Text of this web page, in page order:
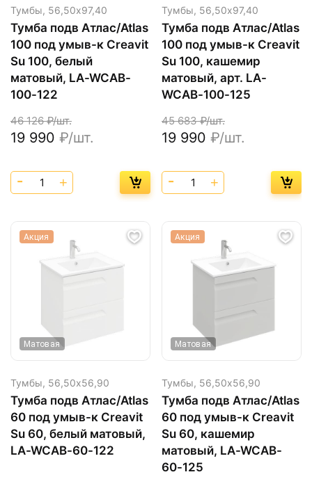
Тумбы, 56,50х97,40
Тумба подв Атлас/Atlas
100 под умыв-к Creavit
Su 100, белый
матовый, LA-WCAB-
100-122
46 126₽/шт.
19 990 ₽/шт.
Тумбы, 56,50х97,40
Тумба подв Атлас/Atlas
100 под умыв-к Creavit
Su 100, кашемир
матовый, арт. LA-
WCAB-100-125
45 683₽/шт.
19 990 ₽/шт.
Акция
Матовая
Тумбы, 56,50х56,90
Тумба подв Атлас/Atlas
60 под умыв-к Creavit
Su 60, белый матовый,
LA-WCAB-60-122
Акция
Матовая
Тумбы, 56,50х56,90
Тумба подв Атлас/Atlas
60 под умыв-к Creavit
Su 60, кашемир
матовый, LA-WCAB-
60-125